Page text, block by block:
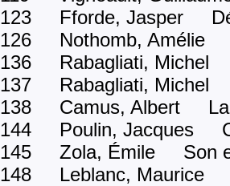
123 Fforde, Jasper
126 Nothomb, Amélie
136 Rabagliati, Michel
137 Rabagliati, Michel
138 Camus, Albert La
144 Poulin, Jacques
145 Zola, Émile Son
148 Leblanc, Maurice